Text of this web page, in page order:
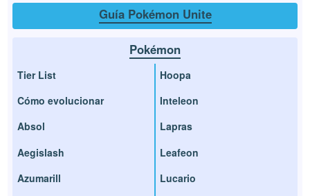
Guía Pokémon Unite
Pokémon
Tier List
Cómo evolucionar
Absol
Aegislash
Azumarill
Hoopa
Inteleon
Lapras
Leafeon
Lucario